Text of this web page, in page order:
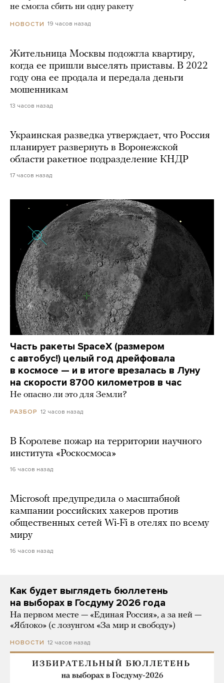
не смогла сбить ни одну ракету
НОВОСТИ 19 часов назад
Жительница Москвы подожгла квартиру,
когда ее пришли выселять приставы. В 2022
году она ее продала и передала деньги
мошенникам
13 часов назад
Украинская разведка утверждает, что Россия
планирует развернуть в Воронежской
области ракетное подразделение КНДР
17 часов назад
Часть ракеты SpaceX (размером
с автобус!) целый год дрейфовала
в космосе — и в итоге врезалась в Луну
на скорости 8700 километров в час
Не опасно ли это для Земли?
РАЗБОР 12 часов назад
В Королеве пожар на территории научного
института «Роскосмоса»
16 часов назад
Microsoft предупредила о масштабной
кампании российских хакеров против
общественных сетей Wi-Fi в отелях по всему
миру
16 часов назад
Как будет выглядеть бюллетень
на выборах в Госдуму 2026 года
На первом месте — «Единая Россия», а за ней —
«Яблоко» (с лозунгом «За мир и свободу»)
НОВОСТИ 12 часов назад